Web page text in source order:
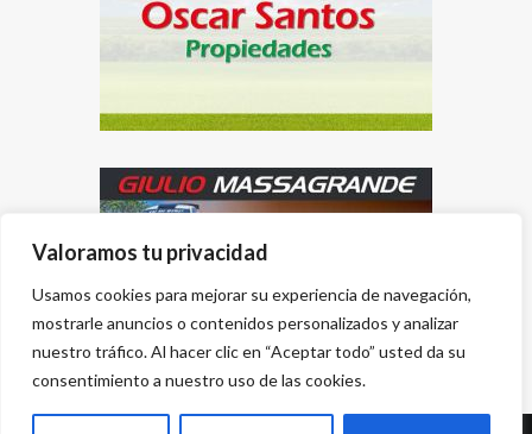
Valoramos tu privacidad
Usamos cookies para mejorar su experiencia de navegación,
mostrarle anuncios o contenidos personalizados y analizar
nuestro tráfico. Al hacer clic en “Aceptar todo” usted da su
consentimiento a nuestro uso de las cookies.